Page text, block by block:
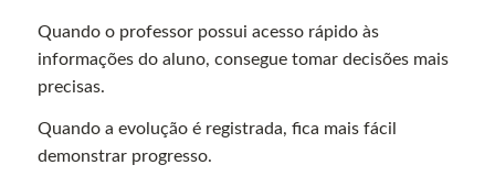
Quando o professor possui acesso rápido às
informações do aluno, consegue tomar decisões mais
precisas.
Quando a evolução é registrada, fica mais fácil
demonstrar progresso.